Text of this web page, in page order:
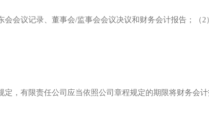
会议记录、董事会/监事会会议决议和财务会计报告；（
，有限责任公司应当依照公司章程规定的期限将财务会计